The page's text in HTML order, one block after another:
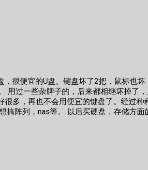
很便宜的U盘。键盘坏了2把，鼠标也坏
用过一些杂牌子的，后来都相继坏掉了
多，再也不会用便宜的键盘了。经过
阵列，nas等。 以后买硬盘，存储方面